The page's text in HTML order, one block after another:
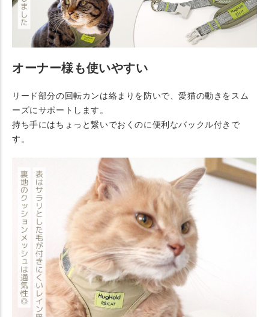
オーナー様も使いやすい
リード部分の回転カンは絡まりを防いで、愛猫の動きをスム
ーズにサポートします。
持ち手にはちょっと繋いでおくのに便利なバックル付きで
す。